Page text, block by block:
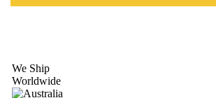
We Ship
Worldwide